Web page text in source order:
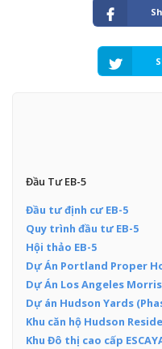
Đầu Tư EB-5
Đầu tư định cư EB-5
Quy trình đầu tư EB-5
Hội thảo EB-5
Dự Án Portland Proper
Dự Án Los Angeles
Dự án Hudson Yards
Khu căn hộ Hudson
Khu Đô thị cao cấp